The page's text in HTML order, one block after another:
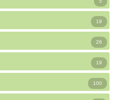
19
26
19
100